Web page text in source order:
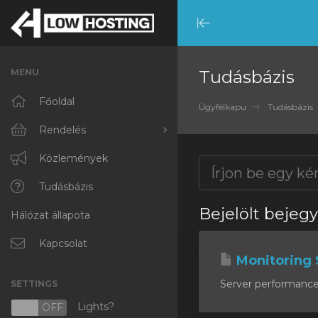
Minimize
Menu
MENU
Főoldal
Rendelés
Minden
RKVMPROTECTED
IKVMPROTECTED
XKVMPROTECTED
Protected Web Hosting
Közlemények
Tudásbázis
Hálózat állapota
Kapcsolat
SETTINGS
OFF Lights?
Tudásbázis
Ügyfélkapu Tudásbázis
Bejelölt
Monitoring
Server